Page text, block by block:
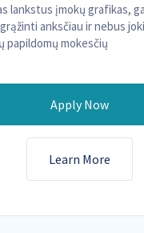
lankstus įmokų grafikas,
anksčiau ir nebus
papildomų mokesčių
Apply Now
Learn More